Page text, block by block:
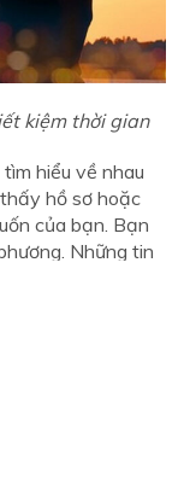
kiệm thời gian
hiểu về nhau
hồ sơ hoặc
của bạn. Bạn
Những tin